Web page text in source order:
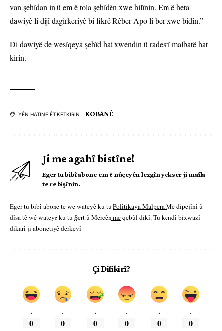
van şehîdan in û em ê tola şehîdên xwe hilînin. Em ê heta
dawiyê li dijî dagirkeriyê bi fikrê Rêber Apo li ber xwe bidin.”
Di dawiyê de wesîqeya şehîd hat xwendin û radestî malbatê hat
kirin.
YÊN HATINE ÊTÎKETKIRIN KOBANÊ
Ji me agahî bistîne!
Eger tu bibî abone em ê nûçeyên lezgîn yekser ji maîla
te re bişînin.
Eger tu bibî abone te we wateyê ku tu Polîtikaya Malpera Medipejînî û
dîsa tê wê wateyê ku tu Şert û Mercên meqebûl dikî. Tu kendî bixwazî
dikarî ji abonetiyê derkevî
Çi Difikirî?
.
0
.
0
.
0
.
0
.
0
.
0